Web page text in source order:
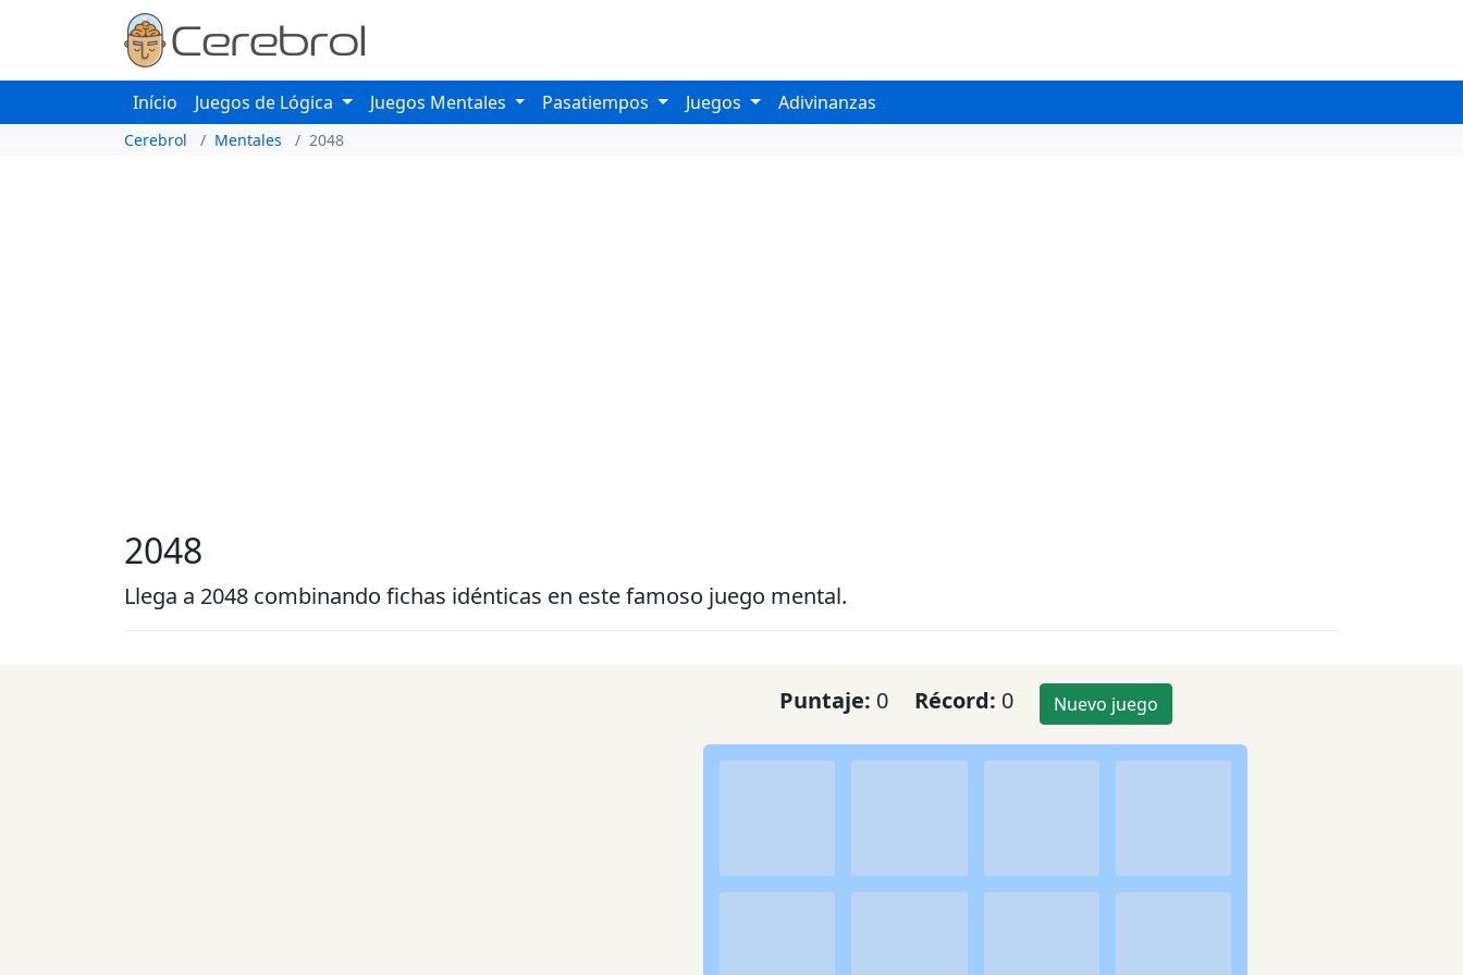
Início Juegos de Lógica Juegos Mentales Pasatiempos Juegos Adivinanzas
Cerebrol Mentales 2048
2048
Llega a 2048 combinando fichas idénticas en este famoso juego mental.
Puntaje: 0 Récord: 0 Nuevo juego